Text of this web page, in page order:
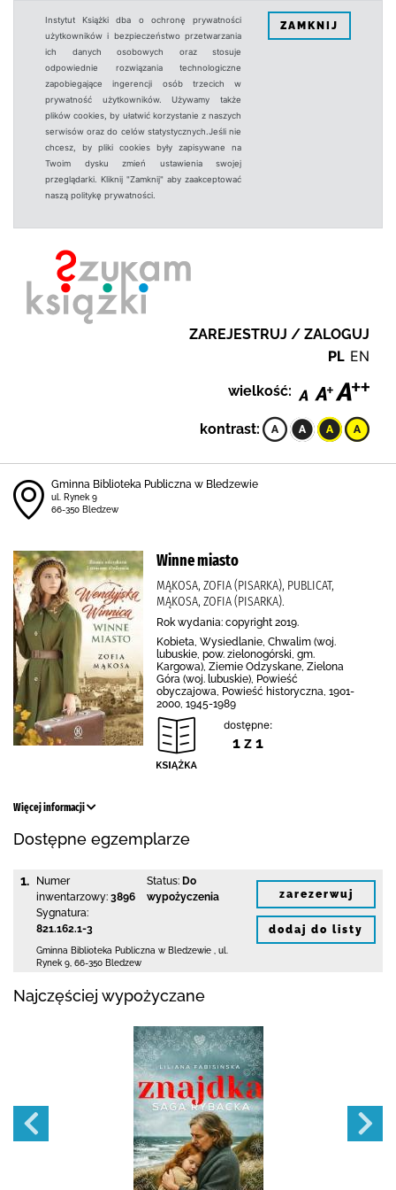
Instytut Książki dba o ochronę prywatności
użytkowników i bezpieczeństwo przetwarzania
ich danych osobowych oraz stosuje
odpowiednie rozwiązania technologiczne
zapobiegające ingerencji osób trzecich w
prywatność użytkowników. Używamy także
plików cookies, by ułatwić korzystanie z naszych
serwisów oraz do celów statystycznych.Jeśli nie
chcesz, by pliki cookies były zapisywane na
Twoim dysku zmień ustawienia swojej
przeglądarki. Kliknij "Zamknij" aby zaakceptować
naszą politykę prywatności.
ZAMKNIJ
ZAREJESTRUJ / ZALOGUJ
PL EN
wielkość:
kontrast:
Gminna Biblioteka Publiczna w Bledzewie
ul. Rynek 9
66-350 Bledzew
Winne miasto
MĄKOSA, ZOFIA (PISARKA), PUBLICAT,
MĄKOSA, ZOFIA (PISARKA).
Rok wydania: copyright 2019.
Kobieta, Wysiedlanie, Chwalim (woj.
lubuskie, pow. zielonogórski, gm.
Kargowa), Ziemie Odzyskane, Zielona
Góra (woj. lubuskie), Powieść
obyczajowa, Powieść historyczna, 1901-
2000, 1945-1989
dostępne:
1 z 1
Więcej informacji
Dostępne egzemplarze
1.
Numer
inwentarzowy: 3896
Sygnatura:
821.162.1-3
Status: Do
wypożyczenia
Gminna Biblioteka Publiczna w Bledzewie
ul.
Rynek 9 66-350 Bledzew
zarezerwuj
dodaj do listy
Najczęściej wypożyczane